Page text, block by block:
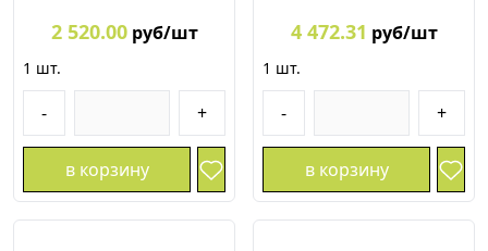
2 520.00 руб/шт
1 шт.
- +
в корзину
4 472.31 руб/шт
1 шт.
- +
в корзину